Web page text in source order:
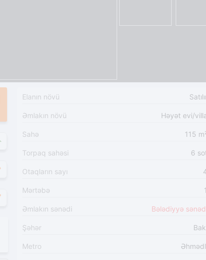
Elanın növü
Əmlakın növü Həyət evi/
Sahə 115
Torpaq sahəsi 6
Otaqların sayı
Mərtəbə 1
Əmlakın sənədi Bələdiyyə
Şəhər
Metro